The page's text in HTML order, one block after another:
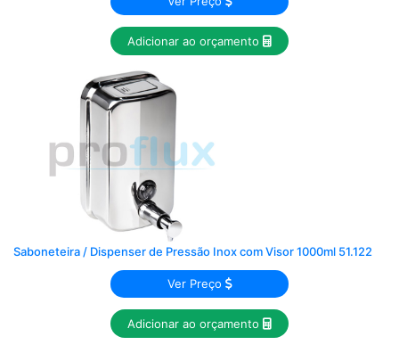
Adicionar ao orçamento
Saboneteira / Dispenser de Pressão Inox com Visor 1000ml 51.122
Ver Preço
Adicionar ao orçamento